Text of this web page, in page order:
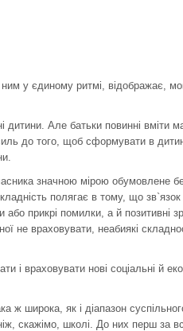
ним у єдиному ритмі, відображає,
дитини. Але батьки повинні вміти
до того, щоб сформувати в
значною мірою обумовлене
полягає в тому, що зв`язок
або прикрі помилки, а й позитивні
не враховувати, неабиякі
і враховувати нові соціальні й
ж широка, як і діапазон
скажімо, школі. До них перш за